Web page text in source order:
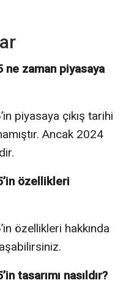
zaman piyasaya
piyasaya çıkış tarihi
Ancak 2024
özellikleri
özellikleri hakkında
tasarımı nasıldır?